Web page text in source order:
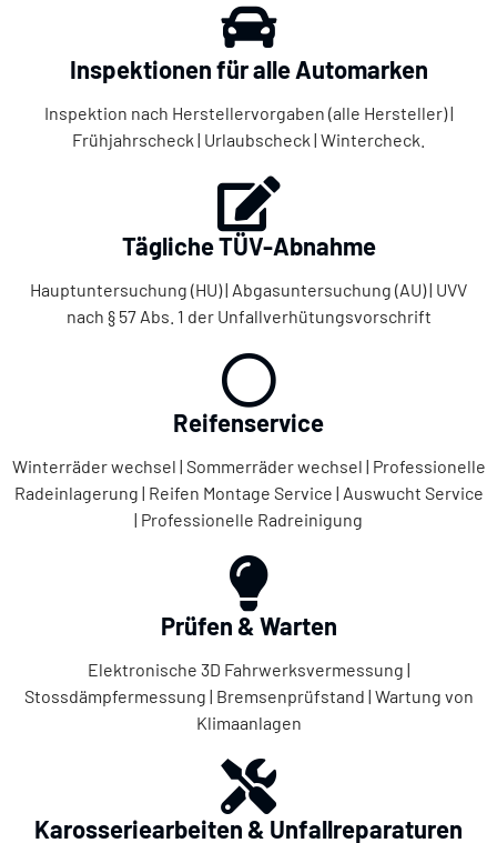
Inspektionen für alle Automarken
Inspektion nach Herstellervorgaben (alle Hersteller) |
Frühjahrscheck | Urlaubscheck | Wintercheck.
Tägliche TÜV-Abnahme
Hauptuntersuchung (HU) | Abgasuntersuchung (AU) | UVV
nach § 57 Abs. 1 der Unfallverhütungsvorschrift
Reifenservice
Winterräder wechsel | Sommerräder wechsel | Professionelle
Radeinlagerung | Reifen Montage Service | Auswucht Service
| Professionelle Radreinigung
Prüfen & Warten
Elektronische 3D Fahrwerksvermessung |
Stossdämpfermessung | Bremsenprüfstand | Wartung von
Klimaanlagen
Karosseriearbeiten & Unfallreparaturen